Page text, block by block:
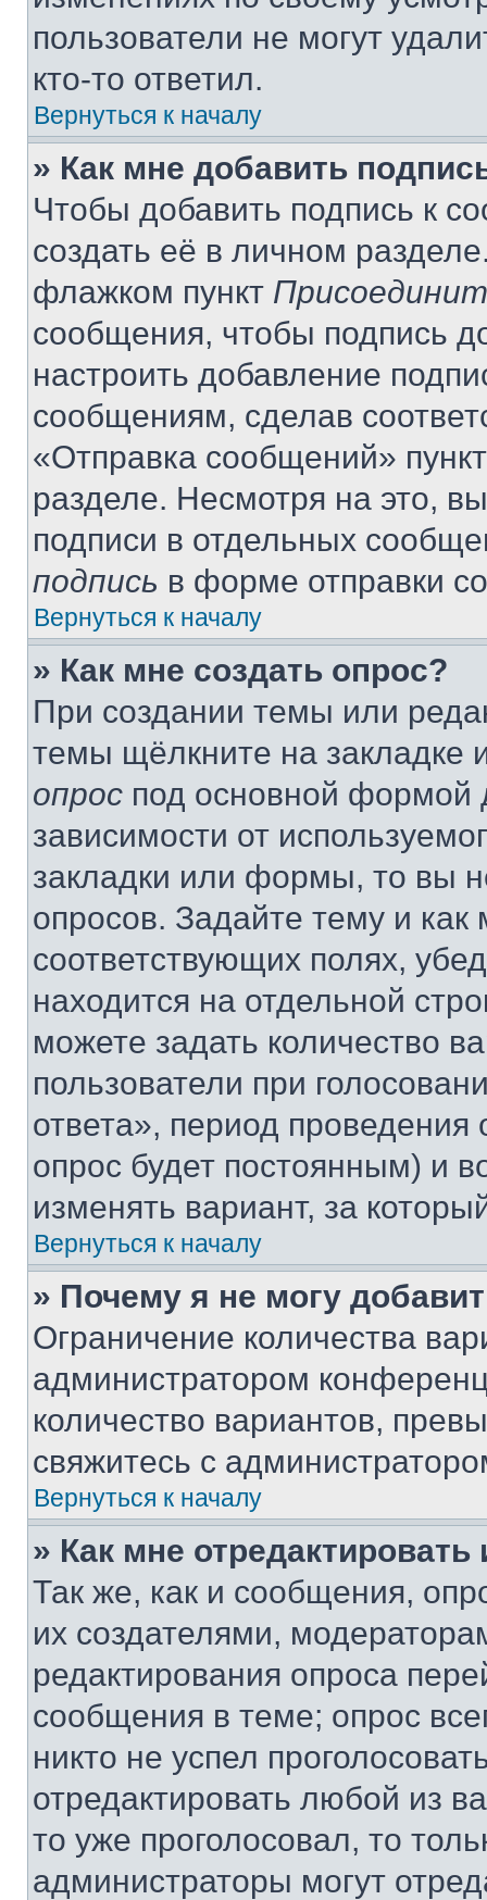
пользователи не могут
кто-то ответил.
Вернуться к началу
» Как мне добавить
Чтобы добавить подпись к
создать её в личном
флажком пункт
сообщения, чтобы подпись
настроить добавление
сообщениям, сделав
«Отправка сообщений»
разделе. Несмотря на это,
подписи в отдельных
подпись в форме отправки
Вернуться к началу
» Как мне создать опрос?
При создании темы или
темы щёлкните на
опрос под основной формой
зависимости от
закладки или формы, то вы
опросов. Задайте тему и
соответствующих полях,
находится на отдельной
можете задать количество
пользователи при
ответа», период проведения
опрос будет постоянным) и
изменять вариант, за
Вернуться к началу
» Почему я не могу
Ограничение количества
администратором
количество вариантов,
свяжитесь с
Вернуться к началу
» Как мне
Так же, как и сообщения,
их создателями,
редактирования опроса
сообщения в теме; опрос
никто не успел
отредактировать любой из
то уже проголосовал, то
администраторы могут